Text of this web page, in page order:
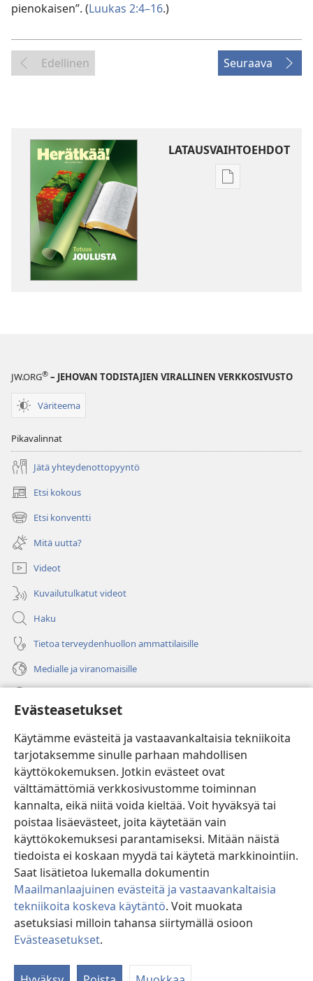
Evästeasetukset
Käytämme evästeitä ja vastaavankaltaisia tekniikoita
tarjotaksemme sinulle parhaan mahdollisen
käyttökokemuksen. Jotkin evästeet ovat
välttämättömiä verkkosivustomme toiminnan
kannalta, eikä niitä voida kieltää. Voit hyväksyä tai
poistaa lisäevästeet, joita käytetään vain
käyttökokemuksesi parantamiseksi. Mitään näistä
tiedoista ei koskaan myydä tai käytetä markkinointiin.
Saat lisätietoa lukemalla dokumentin
Maailmanlaajuinen evästeitä ja vastaavankaltaisia
tekniikoita koskeva käytäntö. Voit muokata
asetuksiasi milloin tahansa siirtymällä osioon
Evästeasetukset.
pienokaisen”. (Luukas 2:4–16.)
Edellinen Seuraava
LATAUSVAIHTOEHDOT
Julkaisujen
JW.ORG® – JEHOVAN TODISTAJIEN VIRALLINEN VERKKOSIVUSTO
Väriteema
Pikavalinnat
Jätä yhteydenottopyyntö
Etsi kokous
(avaa
uuden
ikkunan)
Etsi konventti
(avaa
uuden
ikkunan)
Mitä uutta?
Videot
Kuvailutulkatut videot
Haku
Tietoa terveydenhuollon ammattilaisille
Medialle ja viranomaisille
(avaa
uuden
ikkunan)Vartiotornin VERKKOKIRJASTO
(avaa
uuden
ikkunan)JW Hub ®
(avaa
uuden
ikkunan)
®
Watchtower Library
Copyright
© 2026 Watch Tower Bible and Tract Society of Pennsylvania.
KÄYTTÖEHDOT|TIETOSUOJAKÄYTÄNTÖ